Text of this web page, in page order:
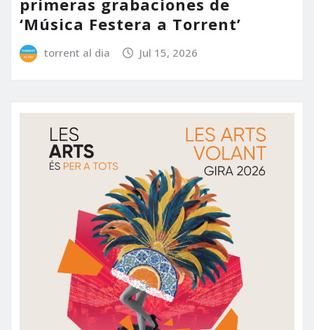
primeras grabaciones de
‘Música Festera a Torrent’
torrent al dia Jul 15, 2026